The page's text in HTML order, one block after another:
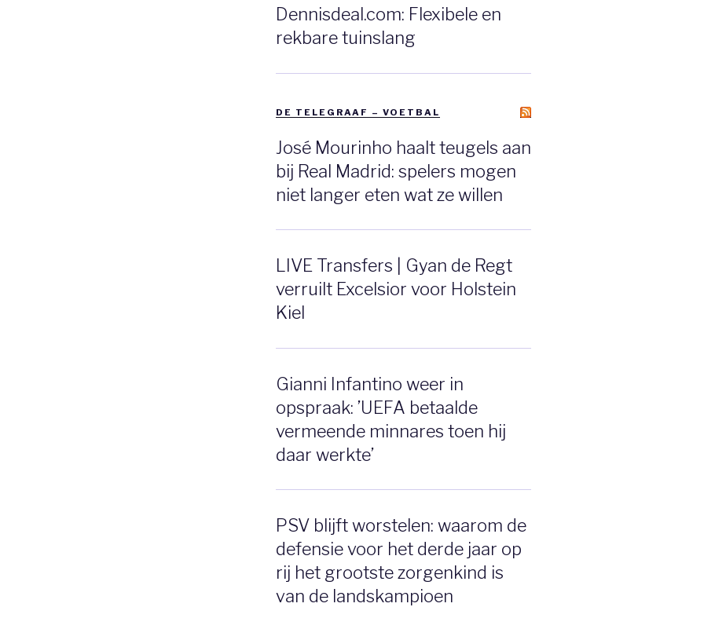
Dennisdeal.com: Flexibele en
rekbare tuinslang
DE TELEGRAAF – VOETBAL
José Mourinho haalt teugels aan
bij Real Madrid: spelers mogen
niet langer eten wat ze willen
LIVE Transfers | Gyan de Regt
verruilt Excelsior voor Holstein
Kiel
Gianni Infantino weer in
opspraak: ’UEFA betaalde
vermeende minnares toen hij
daar werkte’
PSV blijft worstelen: waarom de
defensie voor het derde jaar op
rij het grootste zorgenkind is
van de landskampioen